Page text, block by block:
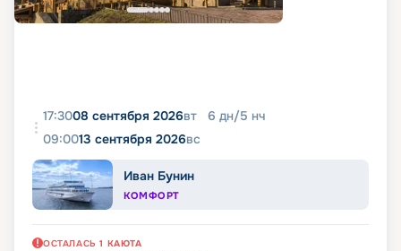
17:3008 сентября 2026вт 6 дн/5 нч
09:0013 сентября 2026вс
Иван Бунин
КОМФОРТ
ОСТАЛАСЬ 1 КАЮТА